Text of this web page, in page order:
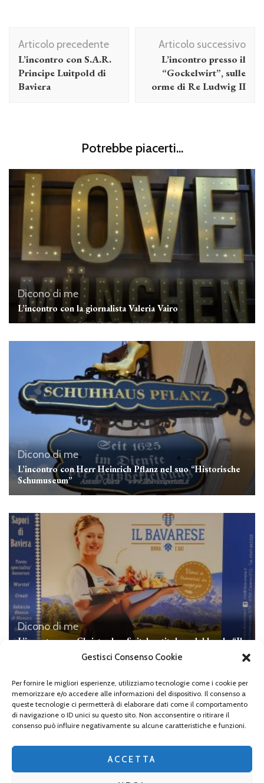
Gestisci Consenso Cookie
Per fornire le migliori esperienze, utilizziamo tecnologie come i cookie per
memorizzare e/o accedere alle informazioni del dispositivo. Il consenso a
queste tecnologie ci permetterà di elaborare dati come il comportamento
di navigazione o ID unici su questo sito. Non acconsentire o ritirare il
consenso può influire negativamente su alcune caratteristiche e funzioni.
ACCETTA
Navigazione
articolo
Articolo precedente
L’incontro con S.A.R.
Principe Luitpold di
Baviera
Articolo successivo
L’incontro presso il
“Gockelwirt”, sulle
orme di Re Ludwig II
Potrebbe piacerti...
Dicono di me
L’incontro con la giornalista Valeria Vairo
Dicono di me
L’incontro con Herr Heinrich Pflanz nel suo “Historische
Schumuseum”
Dicono di me
L’incontro con Christopher Spitzley, titolare del locale “Il
Lascia un commento
per inviare un commento.